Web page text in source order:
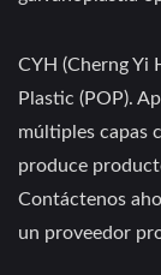
CYH (Cherng Yi
Plastic (POP).
múltiples capas
produce
Contáctenos
un proveedor